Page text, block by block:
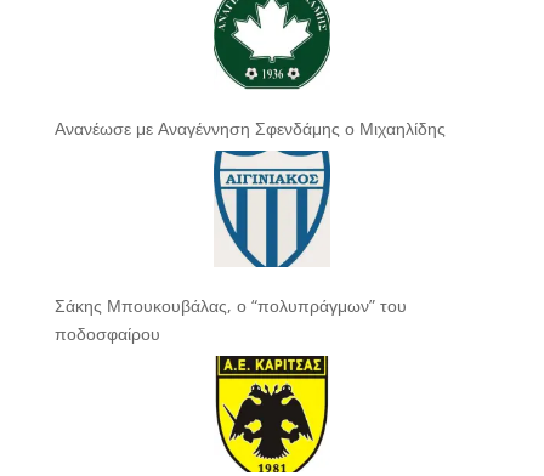
Ανανέωσε με Αναγέννηση Σφενδάμης ο Μιχαηλίδης
Σάκης Μπουκουβάλας, ο “πολυπράγμων” του
ποδοσφαίρου